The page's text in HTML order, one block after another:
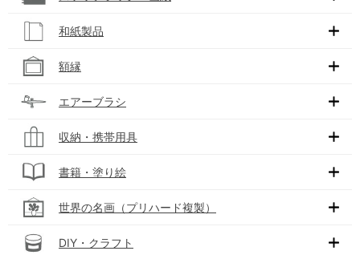
和紙製品
額縁
エアーブラシ
収納・携帯用具
書籍・塗り絵
世界の名画（プリハード複製）
DIY・クラフト